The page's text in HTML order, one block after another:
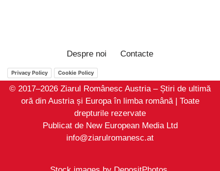
Despre noi Contacte
Privacy Policy Cookie Policy
© 2017–2026 Ziarul Românesc Austria – Știri de ultimă
oră din Austria și Europa în limba română | Toate
drepturile rezervate
Publicat de New European Media Ltd
info@ziarulromanesc.at